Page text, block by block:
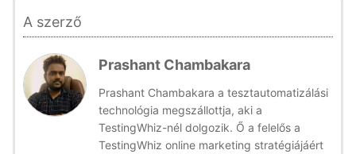
A szerző
Prashant Chambakara
Prashant Chambakara a tesztautomatizálási
technológia megszállottja, aki a
TestingWhiz-nél dolgozik. Ő a felelős a
TestingWhiz online marketing stratégiájáért